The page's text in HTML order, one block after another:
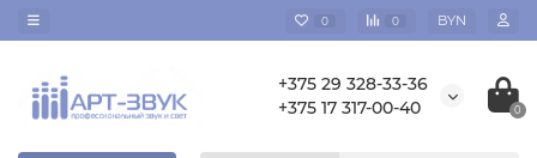
0 0 BYN
+375 29 328-33-36
+375 17 317-00-40
0